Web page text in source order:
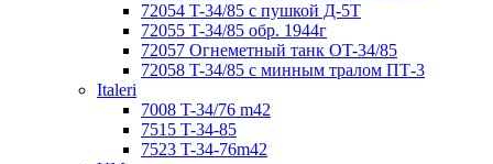
72054 T-34/85 с пушкой Д-5Т
72055 T-34/85 обр. 1944г
72057 Огнеметный танк ОT-34/85
72058 T-34/85 с минным тралом ПТ-3
Italeri
7008 T-34/76 m42
7515 T-34-85
7523 T-34-76m42